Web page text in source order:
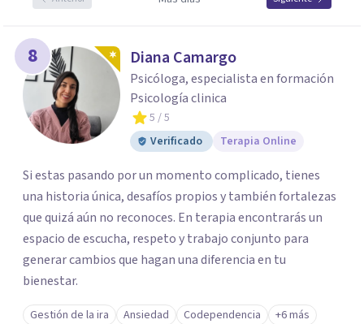
8 Diana Camargo
Psicóloga, especialista en formación
Psicología clinica
5 / 5
Verificado
Terapia Online
Si estas pasando por un momento complicado, tienes
una historia única, desafíos propios y también fortalezas
que quizá aún no reconoces. En terapia encontrarás un
espacio de escucha, respeto y trabajo conjunto para
generar cambios que hagan una diferencia en tu
bienestar.
Gestión de la ira Ansiedad Codependencia +6 más